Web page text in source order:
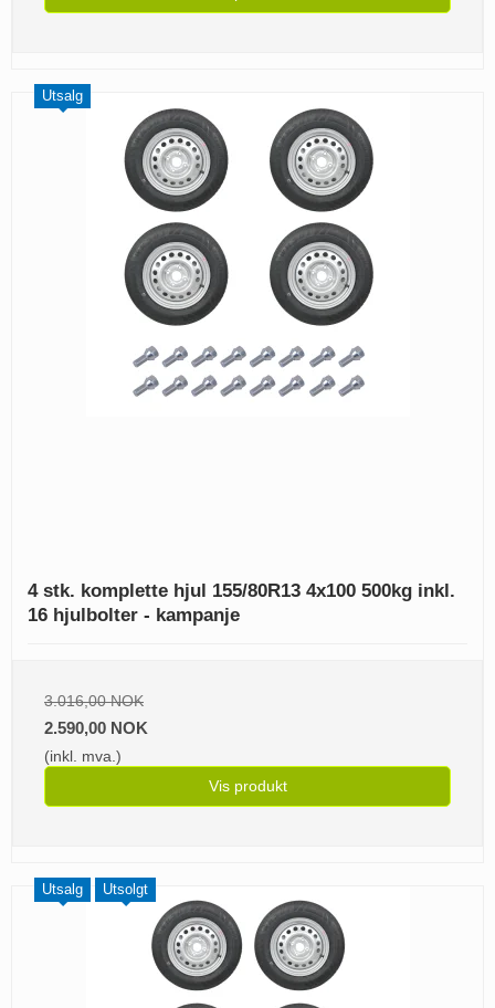
Utsalg
4 stk. komplette hjul 155/80R13 4x100 500kg inkl.
16 hjulbolter - kampanje
3.016,00 NOK
2.590,00 NOK
(inkl. mva.)
Vis produkt
Utsalg Utsolgt